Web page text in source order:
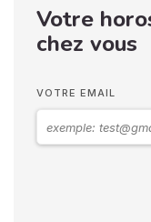
Votre
chez vous
VOTRE EMAIL